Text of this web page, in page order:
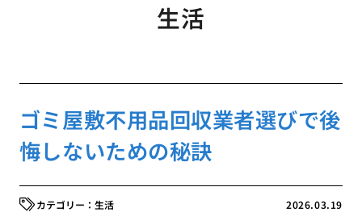
生活
ゴミ屋敷不用品回収業者選びで後
悔しないための秘訣
2026.03.19
生活